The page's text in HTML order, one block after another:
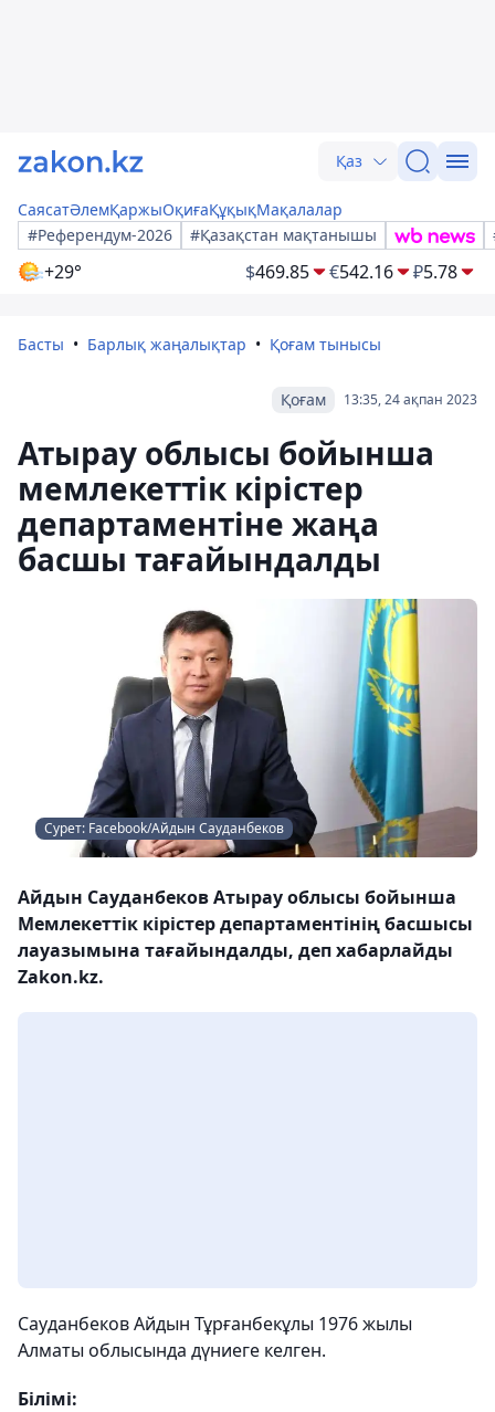
Қаз
СаясатӘлемҚаржыОқиғаҚұқықМақалалар
#Референдум-2026
#Қазақстан мақтанышы
+29° $469.85 €542.16 ₽5.78
Басты Барлық жаңалықтар Қоғам тынысы
13:35, 24 ақпан 2023
Қоғам
Атырау облысы бойынша
мемлекеттік кірістер
департаментіне жаңа
басшы тағайындалды
Сурет: Facebook/Айдын Сауданбеков
Айдын Сауданбеков Атырау облысы бойынша
Мемлекеттік кірістер департаментінің басшысы
лауазымына тағайындалды, деп хабарлайды
Zakon.kz.
Сауданбеков Айдын Тұрғанбекұлы 1976 жылы
Алматы облысында дүниеге келген.
Білімі: